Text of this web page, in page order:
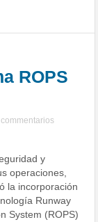
ROPS
y
operaciones,
la incorporación
Runway
System (ROPS)